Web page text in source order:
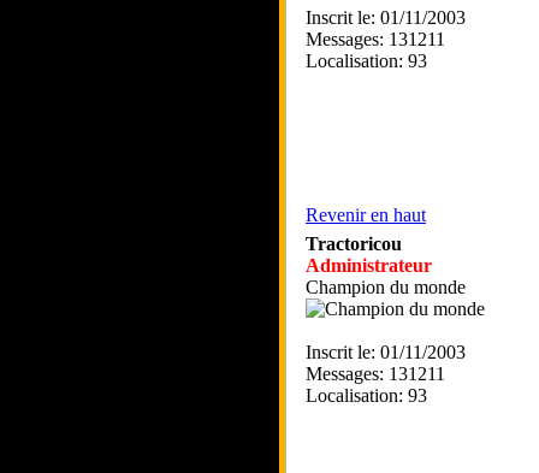
Inscrit le: 01/11/2003
Messages: 131211
Localisation: 93
Revenir en haut
Tractoricou
Administrateur
Champion du monde
Inscrit le: 01/11/2003
Messages: 131211
Localisation: 93